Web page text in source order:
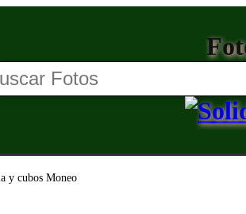
y cubos Moneo